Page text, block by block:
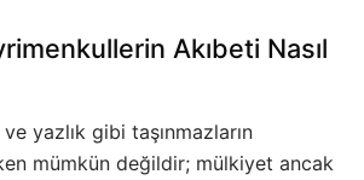
Akıbeti Nasıl
yazlık gibi taşınmazların
mümkün değildir; mülkiyet ancak